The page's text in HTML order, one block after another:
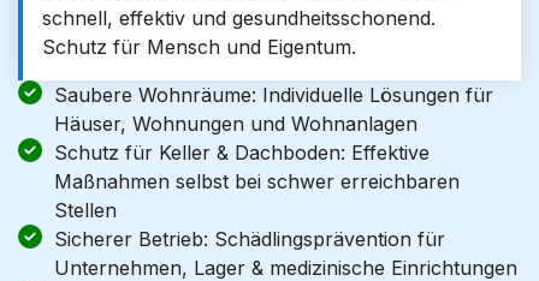
schnell, effektiv und gesundheitsschonend.
Schutz für Mensch und Eigentum.
Saubere Wohnräume: Individuelle Lösungen für
Häuser, Wohnungen und Wohnanlagen
Schutz für Keller & Dachboden: Effektive
Maßnahmen selbst bei schwer erreichbaren
Stellen
Sicherer Betrieb: Schädlingsprävention für
Unternehmen, Lager & medizinische Einrichtungen